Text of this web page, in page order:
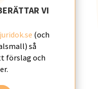
VI
(och
så
förslag och